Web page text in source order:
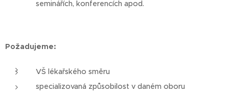
seminářích, konferencích apod.
Požadujeme:
VŠ lékařského směru
specializovaná způsobilost v daném oboru